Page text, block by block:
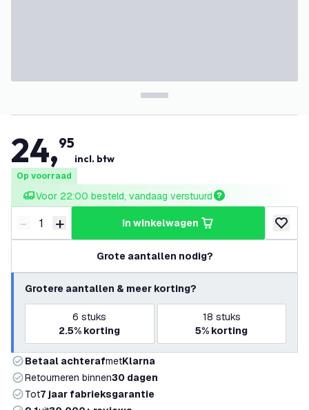
24,95
incl. btw
Op voorraad
Voor 22:00 besteld, vandaag verstuurd
Verminder hoeveelheid
- Verhoog hoeveelheid
+ in winkelwagen
Grote aantallen nodig?
Grotere aantallen & meer korting?
6 stuks
2.5% korting
18 stuks
5% korting
Betaal achterafmetKlarna
Retourneren binnen30 dagen
Tot7 jaar fabrieksgarantie